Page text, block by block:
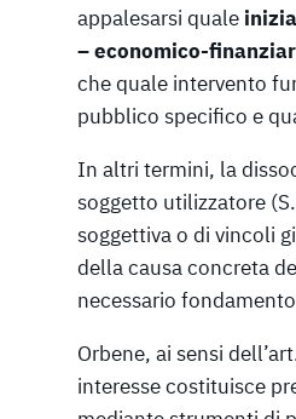
appalesarsi quale
– economico-finanziar
che quale intervento
pubblico specifico e
In altri termini, la
soggetto utilizzatore
soggettiva o di vincoli
della causa concreta
necessario
Orbene, ai sensi
interesse costituisce